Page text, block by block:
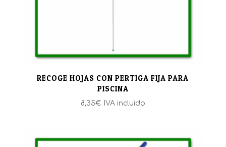
RECOGE HOJAS CON PERTIGA FIJA PARA
PISCINA
8,35€ IVA incluido